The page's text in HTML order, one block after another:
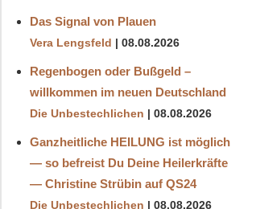
Das Signal von Plauen
Vera Lengsfeld 08.08.2026
Regenbogen oder Bußgeld –
willkommen im neuen Deutschland
Die Unbestechlichen 08.08.2026
Ganzheitliche HEILUNG ist möglich
— so befreist Du Deine Heilerkräfte
— Christine Strübin auf QS24
Die Unbestechlichen 08.08.2026